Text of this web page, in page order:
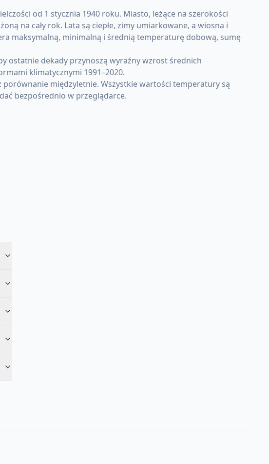
od 1 stycznia 1940 roku. Miasto, leżące na szerokości
na cały rok. Lata są ciepłe, zimy umiarkowane, a wiosna i
maksymalną, minimalną i średnią temperaturę dobową, sumę
ostatnie dekady przynoszą wyraźny wzrost średnich
klimatycznymi 1991–2020.
międzyletnie. Wszystkie wartości temperatury są
bezpośrednio w przeglądarce.